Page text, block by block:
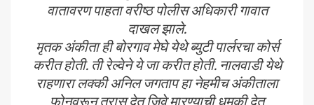
वातावरण पाहता वरीष्ठ पोलीस अधिकारी गावात
दाखल झाले.
मृतक अंकीता ही बोरगाव मेघे येथे ब्युटी पार्लरचा कोर्स
करीत होती. ती रेल्वेने ये जा करीत होती. नालवाडी येथे
राहणारा लक्की अनिल जगताप हा नेहमीच अंकीताला
फोनवरून त्रास देत जिवे मारण्याची धमकी देत